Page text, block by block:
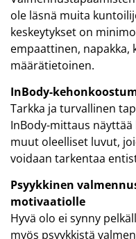
ole läsnä muita
keskeytykset on
empaattinen, napakka,
määrätietoinen.
InBody-
Tarkka ja turvallinen
InBody-mittaus
muut oleelliset luvut,
voidaan tarkentaa
Psyykkinen
motivaatiolle
Hyvä olo ei synny
myös psyykkistä